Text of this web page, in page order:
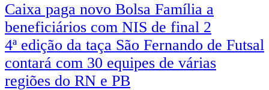
Caixa paga novo Bolsa Família a
beneficiários com NIS de final 2
4ª edição da taça São Fernando de Futsal
contará com 30 equipes de várias
regiões do RN e PB